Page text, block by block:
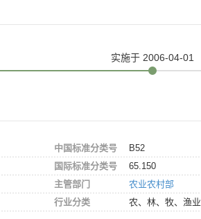
实施于 2006-04-01
中国标准分类号
B52
国际标准分类号
65.150
主管部门
农业农村部
行业分类
农、林、牧、渔业